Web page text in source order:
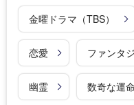
金曜ドラマ（TBS）
恋愛 ファンタ
幽霊 数奇な運命